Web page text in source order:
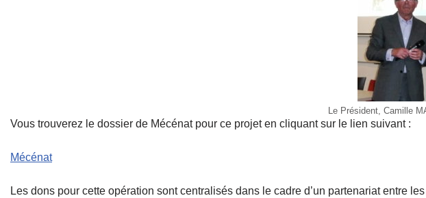
Le Président, Camille
Vous trouverez le dossier de Mécénat pour ce projet en cliquant sur le lien suivant :
Mécénat
Les dons pour cette opération sont centralisés dans le cadre d’un partenariat entre